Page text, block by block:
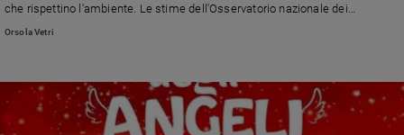
che rispettino l'ambiente. Le stime dell'Osservatorio nazionale dei
Federconsumatori
Orsola Vetri